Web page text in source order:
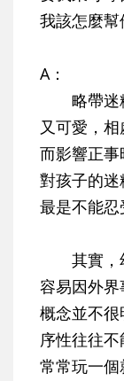
我該怎麼幫
A：
略帶迷
又可愛，
而影響正
對孩子的迷
最是不能忍
其實，幼
容易因外
概念並不
序性往往不
常常玩一